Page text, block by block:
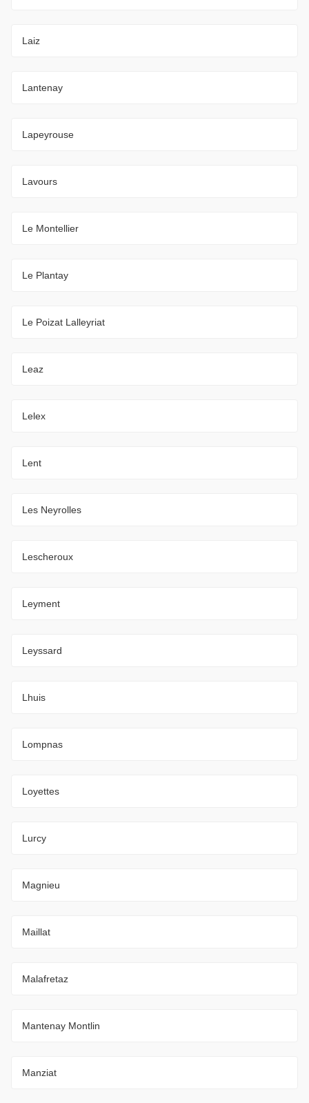
Laiz
Lantenay
Lapeyrouse
Lavours
Le Montellier
Le Plantay
Le Poizat Lalleyriat
Leaz
Lelex
Lent
Les Neyrolles
Lescheroux
Leyment
Leyssard
Lhuis
Lompnas
Loyettes
Lurcy
Magnieu
Maillat
Malafretaz
Mantenay Montlin
Manziat